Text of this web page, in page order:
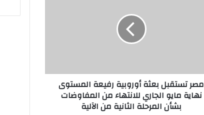
مصر تستقبل بعثة أوروبية رفيعة المستوى
نهاية مايو الجاري للانتهاء من المفاوضات
بشأن المرحلة الثانية من الآلية